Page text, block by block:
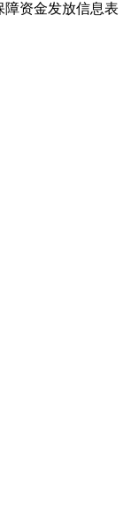
障资金发放信息表